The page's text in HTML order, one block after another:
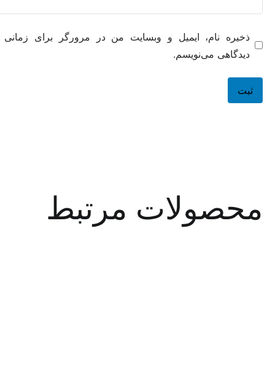
نام، ایمیل و وبسایت من در مرورگر برای زمانی که دوباره
می‌نویسم.
مرتبط